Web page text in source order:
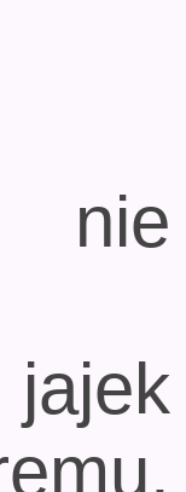
nie